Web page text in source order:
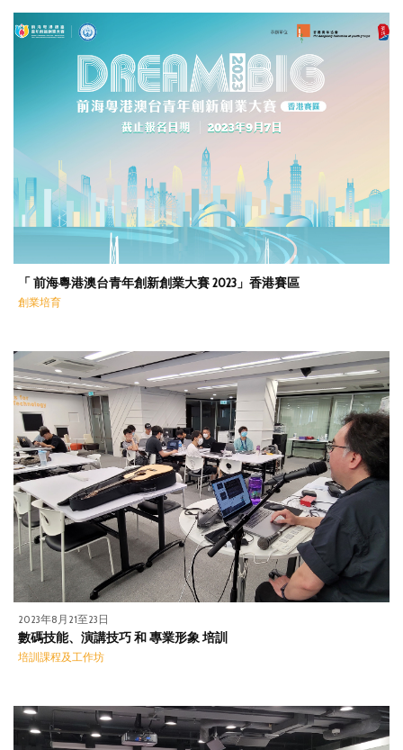
「 前海粵港澳台青年創新創業大賽 2023」香港賽區
創業培育
2023年8月21至23日
數碼技能、演講技巧 和 專業形象 培訓
培訓課程及工作坊